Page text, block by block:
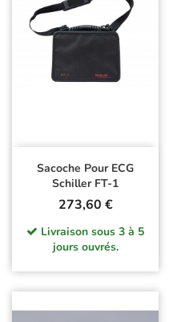
Sacoche Pour ECG
Schiller FT-1
Prix
273,60 €
Livraison sous 3 à 5
jours ouvrés.